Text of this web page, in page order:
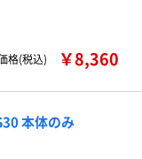
格(税込) ￥8,360
本体のみ